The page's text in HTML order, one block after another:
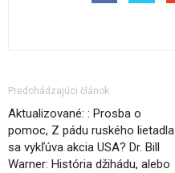
Predchádzajúci článok
Aktualizované: : Prosba o
pomoc, Z pádu ruského lietadla
sa vykľúva akcia USA? Dr. Bill
Warner: História džihádu, alebo